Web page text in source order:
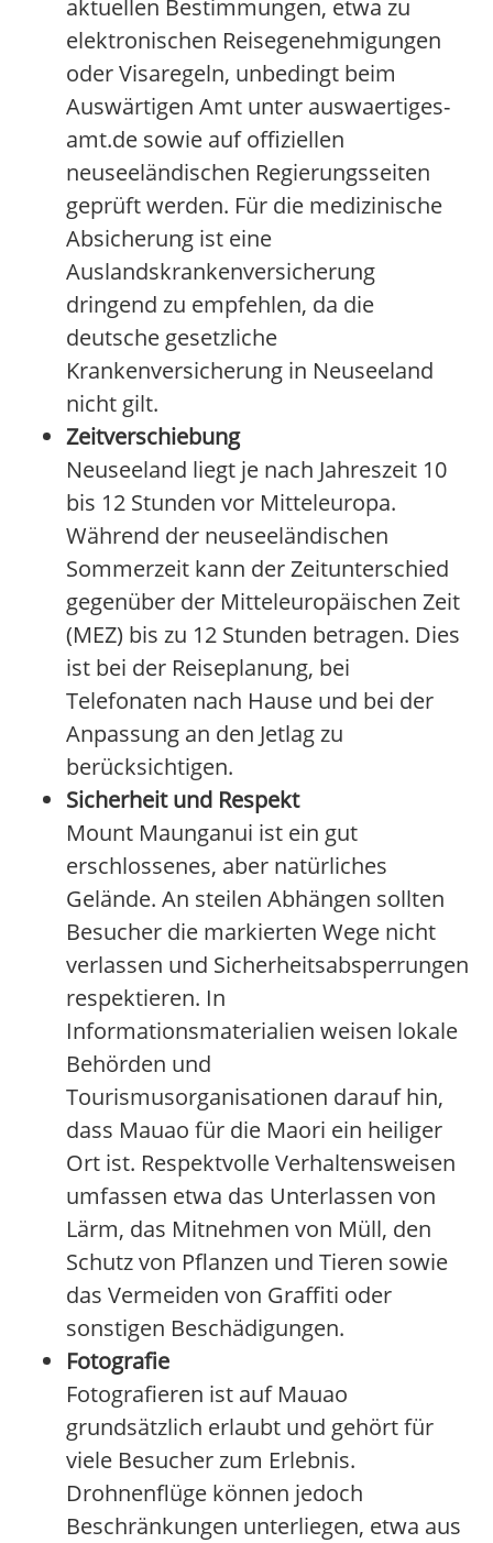
aktuellen Bestimmungen, etwa zu
elektronischen Reisegenehmigungen
oder Visaregeln, unbedingt beim
Auswärtigen Amt unter auswaertiges-
amt.de sowie auf offiziellen
neuseeländischen Regierungsseiten
geprüft werden. Für die medizinische
Absicherung ist eine
Auslandskrankenversicherung
dringend zu empfehlen, da die
deutsche gesetzliche
Krankenversicherung in Neuseeland
nicht gilt.
Zeitverschiebung
Neuseeland liegt je nach Jahreszeit 10
bis 12 Stunden vor Mitteleuropa.
Während der neuseeländischen
Sommerzeit kann der Zeitunterschied
gegenüber der Mitteleuropäischen Zeit
(MEZ) bis zu 12 Stunden betragen. Dies
ist bei der Reiseplanung, bei
Telefonaten nach Hause und bei der
Anpassung an den Jetlag zu
berücksichtigen.
Sicherheit und Respekt
Mount Maunganui ist ein gut
erschlossenes, aber natürliches
Gelände. An steilen Abhängen sollten
Besucher die markierten Wege nicht
verlassen und Sicherheitsabsperrungen
respektieren. In
Informationsmaterialien weisen lokale
Behörden und
Tourismusorganisationen darauf hin,
dass Mauao für die Maori ein heiliger
Ort ist. Respektvolle Verhaltensweisen
umfassen etwa das Unterlassen von
Lärm, das Mitnehmen von Müll, den
Schutz von Pflanzen und Tieren sowie
das Vermeiden von Graffiti oder
sonstigen Beschädigungen.
Fotografie
Fotografieren ist auf Mauao
grundsätzlich erlaubt und gehört für
viele Besucher zum Erlebnis.
Drohnenflüge können jedoch
Beschränkungen unterliegen, etwa aus